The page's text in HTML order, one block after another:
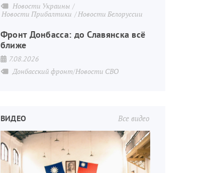
Новости Украины
Новости Прибалтики
Новости Белоруссии
Фронт Донбасса: до Славянска всё
ближе
7.08.2026
Донбасский фронт/Новости СВО
Все видео
ВИДЕО